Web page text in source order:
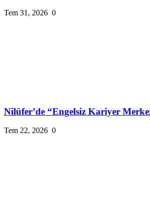
Tem 31, 2026 0
Nilüfer’de “Engelsiz Kariyer
Tem 22, 2026 0